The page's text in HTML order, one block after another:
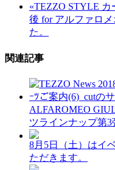
«TEZZO STYLE
後 for アルファロ
た。
関連記事
ALFAROMEO
ツラインナップ第3
8月5日（土）はイ
ただきます。